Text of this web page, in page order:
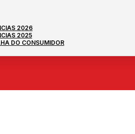
2026
2025
DO CONSUMIDOR